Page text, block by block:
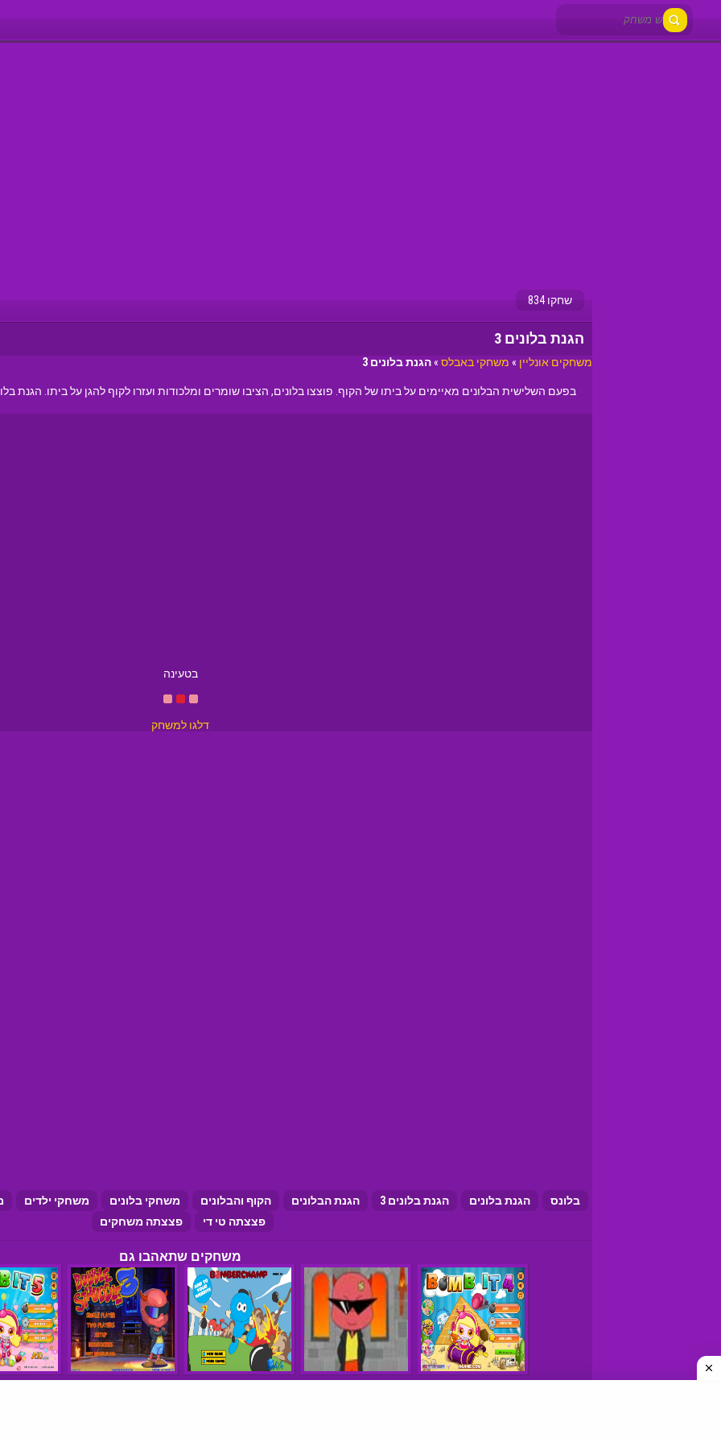
שחקו 834
הגנת בלונים 3
משחקים אונליין » משחקי באבלס »הגנת בלונים 3
בפעם השלישית הבלונים מאיימים על ביתו של הקוף. פוצצו בלונים, הציבו שומרים ומלכודות ועזרו לקוף להגן על ביתו. הגנת בלונים 3 יוצא
בטעינה
דלגו למשחק
בלונס הגנת בלונים הגנת בלונים 3 הגנת הבלונים הקוף והבלונים משחקי בלונים משחקי ילדים
פצצתה טי די
פצצתה משחקים
משחקים שתאהבו גם